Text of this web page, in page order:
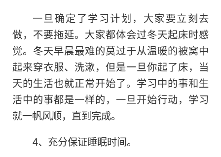
一旦确定了学习计划，大家要立刻去
做，不要拖延。大家都体会过冬天起床时感
觉。冬天早晨最难的莫过于从温暖的被窝中
起来穿衣服、洗漱，但是一旦你起了床，当
天的生活也就正常开始了。学习中的事和生
活中的事都是一样的，一旦开始行动，学习
就一帆风顺，直到完成。
4、充分保证睡眠时间。